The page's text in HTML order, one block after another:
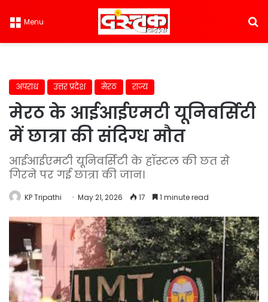
Menu
अपराध उत्तर प्रदेश मेरठ राज्य
मेरठ के आईआईएमटी यूनिवर्सिटी
में छात्रा की संदिग्ध मौत
आईआईएमटी यूनिवर्सिटी के हॉस्टल की छत से
गिरने पर गई छात्रा की जान।
KP Tripathi May 21, 2026 17 1 minute read